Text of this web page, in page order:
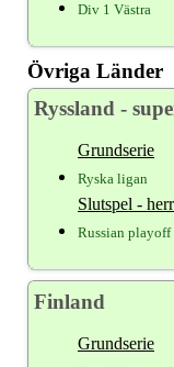
Div 1 Västra
Övriga Länder
Ryssland -
Grundserie
Ryska ligan
Slutspel -
Russian playoff
Finland
Grundserie